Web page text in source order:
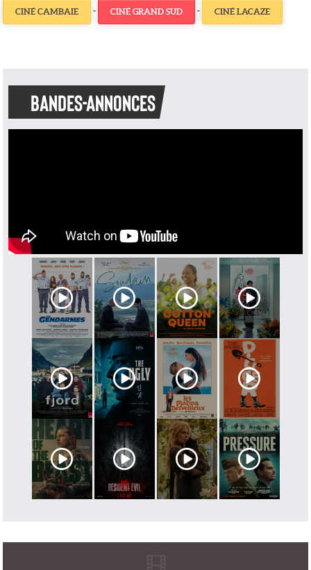
CINÉ CAMBAIE - CINÉ GRAND SUD - CINÉ LACAZE
BANDES-ANNONCES